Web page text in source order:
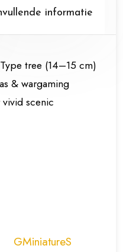
informatie
tree (14–15 cm)
& wargaming
scenic
GMiniatureS